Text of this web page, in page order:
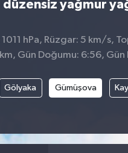
yağmur
1011 hPa, Rüzgar: 5 km/s,
Gün Doğumu: 6:56, Gün
Gölyaka Gümüşova